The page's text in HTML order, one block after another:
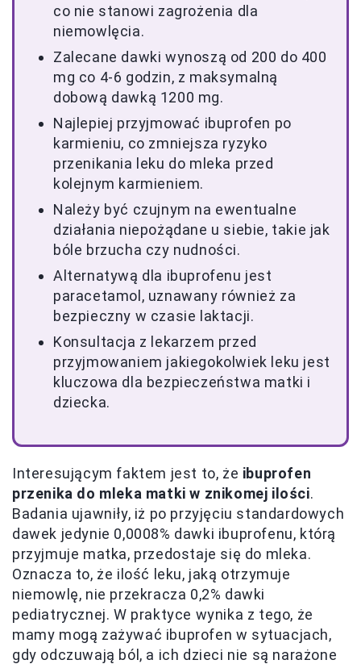
co nie stanowi zagrożenia dla
niemowlęcia.
Zalecane dawki wynoszą od 200 do 400
mg co 4-6 godzin, z maksymalną
dobową dawką 1200 mg.
Najlepiej przyjmować ibuprofen po
karmieniu, co zmniejsza ryzyko
przenikania leku do mleka przed
kolejnym karmieniem.
Należy być czujnym na ewentualne
działania niepożądane u siebie, takie jak
bóle brzucha czy nudności.
Alternatywą dla ibuprofenu jest
paracetamol, uznawany również za
bezpieczny w czasie laktacji.
Konsultacja z lekarzem przed
przyjmowaniem jakiegokolwiek leku jest
kluczowa dla bezpieczeństwa matki i
dziecka.
Interesującym faktem jest to, że ibuprofen
przenika do mleka matki w znikomej ilości.
Badania ujawniły, iż po przyjęciu standardowych
dawek jedynie 0,0008% dawki ibuprofenu, którą
przyjmuje matka, przedostaje się do mleka.
Oznacza to, że ilość leku, jaką otrzymuje
niemowlę, nie przekracza 0,2% dawki
pediatrycznej. W praktyce wynika z tego, że
mamy mogą zażywać ibuprofen w sytuacjach,
gdy odczuwają ból, a ich dzieci nie są narażone